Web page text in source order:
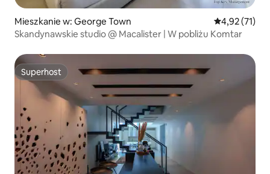
Mieszkanie w: George Town Średnia
4,92 (71)
Skandynawskie studio @ Macalister | W pobliżu Komtar
Superhost
Superhost